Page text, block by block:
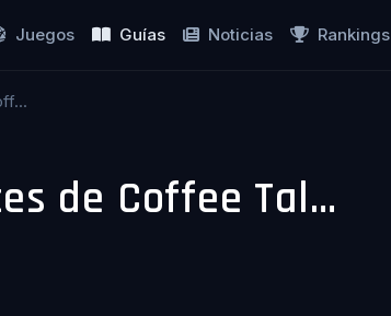
Juegos Guías Noticias Rankings
Guía Completa para Principiantes de Coffee Talk Tokyo (2026)